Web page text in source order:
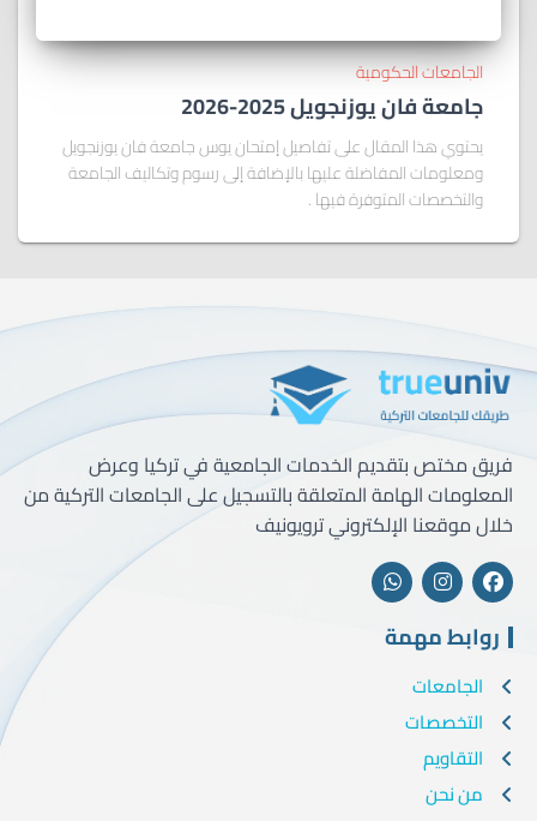
الجامعات الحكومية
جامعة فان يوزنجويل 2025-2026
يحتوي هذا المقال على تفاصيل إمتحان يوس جامعة فان يوزنجويل
ومعلومات المفاضلة عليها بالإضافة إلى رسوم وتكاليف الجامعة
والتخصصات المتوفرة فيها .
فريق مختص بتقديم الخدمات الجامعية في تركيا وعرض
المعلومات الهامة المتعلقة بالتسجيل على الجامعات التركية من
خلال موقعنا الإلكتروني ترويونيف
روابط مهمة
الجامعات
التخصصات
التقاويم
من نحن